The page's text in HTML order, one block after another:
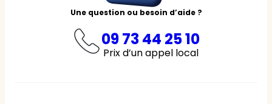
Une question ou besoin d’aide ?
09 73 44 25 10
Prix d’un appel local